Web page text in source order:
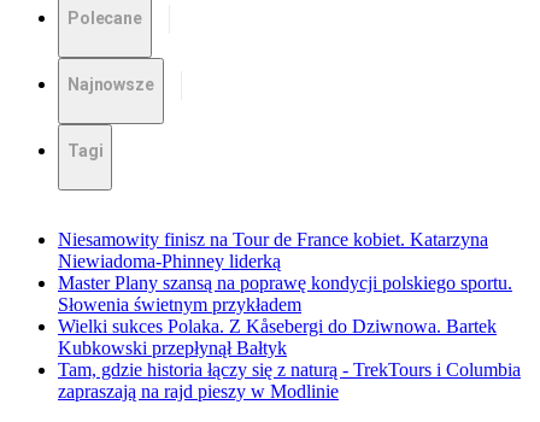
Polecane
Najnowsze
Tagi
Niesamowity finisz na Tour de France kobiet. Katarzyna
Niewiadoma-Phinney liderką
Master Plany szansą na poprawę kondycji polskiego sportu.
Słowenia świetnym przykładem
Wielki sukces Polaka. Z Kåsebergi do Dziwnowa. Bartek
Kubkowski przepłynął Bałtyk
Tam, gdzie historia łączy się z naturą - TrekTours i Columbia
zapraszają na rajd pieszy w Modlinie